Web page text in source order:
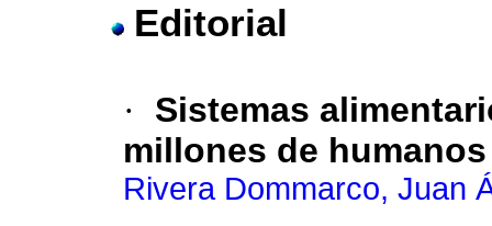
Editorial
·
Sistemas
millones de humanos
Rivera Dommarco, Juan